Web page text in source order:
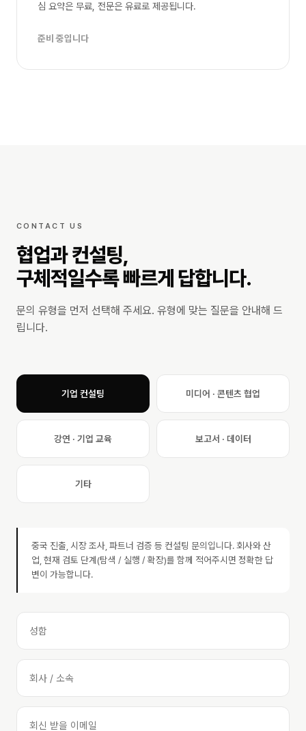
심 요약은 무료, 전문은 유료로 제공됩니다.
준비 중입니다
CONTACT US
협업과 컨설팅,
구체적일수록 빠르게 답합니다.
문의 유형을 먼저 선택해 주세요. 유형에 맞는 질문을 안내해 드
립니다.
기업 컨설팅 미디어 · 콘텐츠 협업
강연 · 기업 교육 보고서 · 데이터
기타
중국 진출, 시장 조사, 파트너 검증 등 컨설팅 문의입니다. 회사와 산
업, 현재 검토 단계(탐색 / 실행 / 확장)를 함께 적어주시면 정확한 답
변이 가능합니다.